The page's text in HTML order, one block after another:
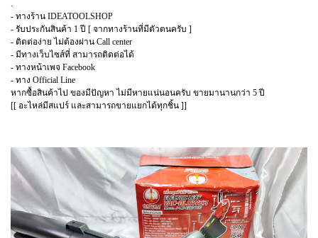
- ทางร้าน IDEATOOLSHOP
- รับประกันสินค้า 1 ปี [ จากทางร้านที่มีตัวตนครับ ]
- ติดต่อง่าย ไม่ต้องผ่าน Call center
- มีทางเว็บไซส์ที่ สามารถติดต่อได้
- ทางหน้าเพจ Facebook
- ทาง Official Line
หากซื้อสินค้าไป ของมีปัญหา ไม่มีหายแน่นอนครับ ขายมานานกว่า 5 ปี
[[ อะไหล่มีสแปร์ และสามารถขายแยกได้ทุกชิ้น ]]